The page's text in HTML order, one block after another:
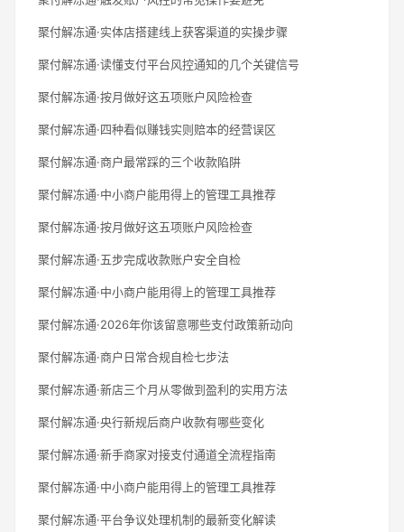
聚付解冻通·实体店搭建线上获客渠道的实操步骤
聚付解冻通·读懂支付平台风控通知的几个关键信号
聚付解冻通·按月做好这五项账户风险检查
聚付解冻通·四种看似赚钱实则赔本的经营误区
聚付解冻通·商户最常踩的三个收款陷阱
聚付解冻通·中小商户能用得上的管理工具推荐
聚付解冻通·按月做好这五项账户风险检查
聚付解冻通·五步完成收款账户安全自检
聚付解冻通·中小商户能用得上的管理工具推荐
聚付解冻通·2026年你该留意哪些支付政策新动向
聚付解冻通·商户日常合规自检七步法
聚付解冻通·新店三个月从零做到盈利的实用方法
聚付解冻通·央行新规后商户收款有哪些变化
聚付解冻通·新手商家对接支付通道全流程指南
聚付解冻通·中小商户能用得上的管理工具推荐
聚付解冻通·平台争议处理机制的最新变化解读